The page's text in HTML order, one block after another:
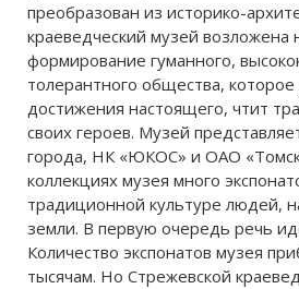
преобразован из историко-
краеведческий музей возложена
формирование гуманного,
толерантного общества, которое
достижения настоящего, чтит
своих героев. Музей
города, НК «ЮКОС» и ОАО
коллекциях музея много
традиционной культуре людей,
земли. В первую очередь речь
Количество экспонатов музея
тысячам. Но Стрежевской